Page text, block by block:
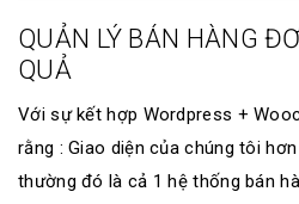
QUẢN LÝ BÁN HÀNG
QUẢ
Với sự kết hợp Wordpress +
rằng : Giao diện của chúng tôi
thường đó là cả 1 hệ thống bán